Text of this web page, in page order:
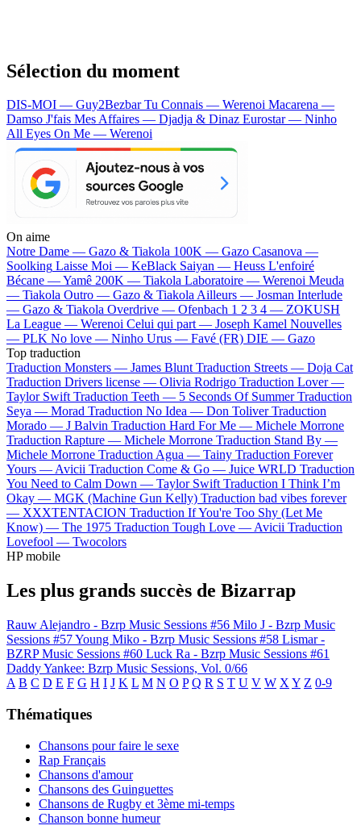
Sélection du moment
DIS-MOI — Guy2BezbarTu Connais — Werenoi Macarena —
Damso J'fais Mes Affaires — Djadja & Dinaz Eurostar — Ninho
All Eyes On Me — Werenoi
On aime
Notre Dame — Gazo & Tiakola 100K — Gazo Casanova —
Soolking Laisse Moi — KeBlack Saiyan — Heuss L'enfoiré
Bécane —Yamê 200K — Tiakola Laboratoire — Werenoi Meuda
— Tiakola Outro — Gazo & TiakolaAilleurs — Josman Interlude
— Gazo & Tiakola Overdrive — Ofenbach 1 2 3 4 — ZOKUSH
La League — Werenoi Celui qui part — Joseph Kamel Nouvelles
— PLK No love — Ninho Urus — Favé (FR) DIE — Gazo
Top traduction
Traduction Monsters — James Blunt Traduction Streets — Doja Cat
Traduction Drivers license — Olivia Rodrigo Traduction Lover —
Taylor Swift Traduction Teeth — 5 Seconds Of Summer Traduction
Seya — Morad Traduction No Idea — Don Toliver Traduction
Morado — J Balvin Traduction Hard For Me — Michele Morrone
Traduction Rapture — Michele Morrone Traduction Stand By —
Michele Morrone Traduction Agua — Tainy Traduction Forever
Yours —Avicii Traduction Come & Go — Juice WRLD Traduction
You Need to Calm Down — Taylor Swift Traduction I Think I’m
Okay — MGK (Machine Gun Kelly) Traduction bad vibes forever
— XXXTENTACION Traduction If You're Too Shy (Let Me
Know) — The 1975 Traduction Tough Love —Avicii Traduction
Lovefool — Twocolors
HP mobile
Les plus grands succès de Bizarrap
Rauw Alejandro - Bzrp Music Sessions #56 Milo J - Bzrp Music
Sessions #57Young Miko - Bzrp Music Sessions #58 Lismar -
BZRP Music Sessions #60 Luck Ra - Bzrp Music Sessions #61
Daddy Yankee: Bzrp Music Sessions, Vol. 0/66
A B C D E F G H I J K L M N O P Q R S T U V W X Y Z 0-9
Thématiques
Chansons pour faire le sexe
Rap Français
Chansons d'amour
Chansons des Guinguettes
Chansons de Rugby et 3ème mi-temps
Chanson bonne humeur